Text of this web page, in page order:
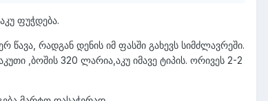
ფუჭდება.
რადგან დენის იმ ფასში გახევს სიმძლავრეში.
,ბოშის 320 ლარია,აკუ იმავე ტიპის. ორივეს 2-2